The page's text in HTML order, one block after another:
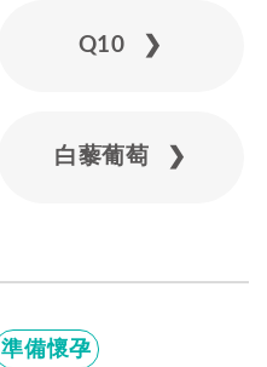
Q10 ❯
白藜葡萄 ❯
準備懷孕